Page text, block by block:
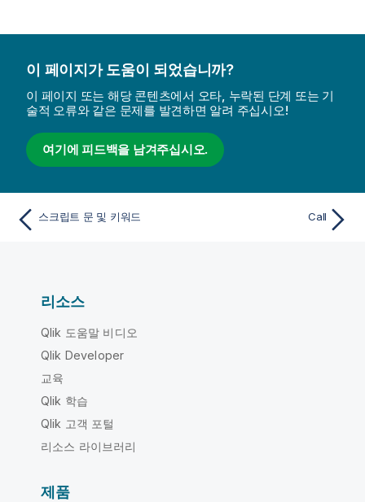
이 페이지가 도움이 되었습니까?
이 페이지 또는 해당 콘텐츠에서 오타, 누락된 단계 또는 기
술적 오류와 같은 문제를 발견하면 알려 주십시오!
여기에 피드백을 남겨주십시오.
스크립트 문 및 키워드 Call
리소스
Qlik 도움말 비디오
Qlik Developer
교육
Qlik 학습
Qlik 고객 포털
리소스 라이브러리
제품